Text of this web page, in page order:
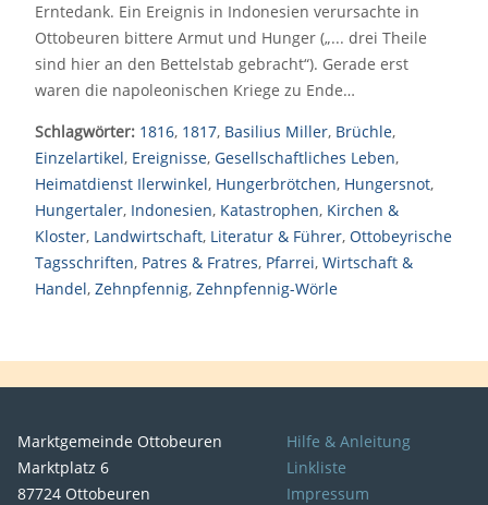
Erntedank. Ein Ereignis in Indonesien verursachte in
Ottobeuren bittere Armut und Hunger („... drei Theile
sind hier an den Bettelstab gebracht“). Gerade erst
waren die napoleonischen Kriege zu Ende…
Schlagwörter: 1816, 1817, Basilius Miller, Brüchle,
Einzelartikel, Ereignisse, Gesellschaftliches Leben,
Heimatdienst Ilerwinkel, Hungerbrötchen, Hungersnot,
Hungertaler, Indonesien, Katastrophen, Kirchen &
Kloster, Landwirtschaft, Literatur & Führer, Ottobeyrische
Tagsschriften, Patres & Fratres, Pfarrei, Wirtschaft &
Handel, Zehnpfennig, Zehnpfennig-Wörle
Marktgemeinde Ottobeuren
Marktplatz 6
87724 Ottobeuren
Hilfe & Anleitung
Linkliste
Impressum